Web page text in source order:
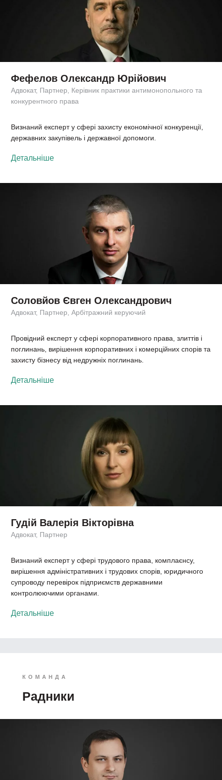
Фефелов Олександр Юрійович
Адвокат, Партнер, Керівник практики антимонопольного та
конкурентного права
Визнаний експерт у сфері захисту економічної конкуренції,
державних закупівель і державної допомоги.
Детальніше
Соловйов Євген Олександрович
Адвокат, Партнер, Арбітражний керуючий
Провідний експерт у сфері корпоративного права, злиттів і
поглинань, вирішення корпоративних і комерційних спорів та
захисту бізнесу від недружніх поглинань.
Детальніше
Гудій Валерія Вікторівна
Адвокат, Партнер
Визнаний експерт у сфері трудового права, комплаєнсу,
вирішення адміністративних і трудових спорів, юридичного
супроводу перевірок підприємств державними
контролюючими органами.
Детальніше
КОМАНДА
Радники